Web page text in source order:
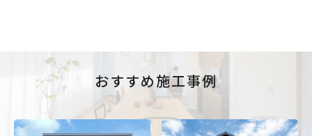
おすすめ施工事例